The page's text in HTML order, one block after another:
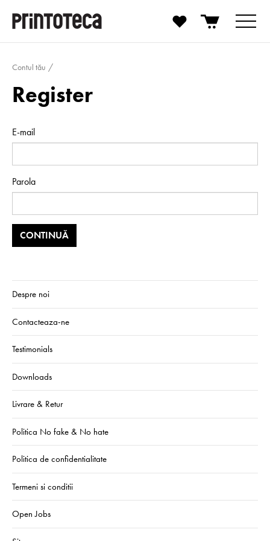
Contul tău
Register
E-mail
Parola
Despre noi
Contacteaza-ne
Testimonials
Downloads
Livrare & Retur
Politica No fake & No hate
Politica de confidentialitate
Termeni si conditii
Open Jobs